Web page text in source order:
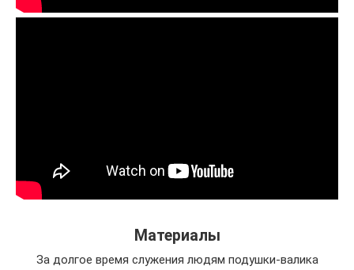
Материалы
За долгое время служения людям подушки-валика